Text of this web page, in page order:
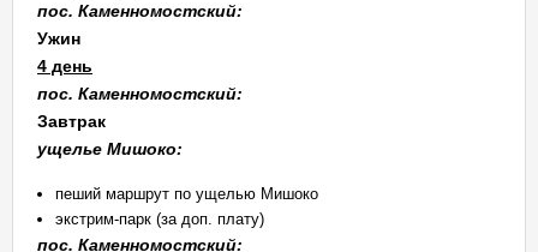
пос. Каменномостский:
Ужин
4 день
пос. Каменномостский:
Завтрак
ущелье Мишоко:
пеший маршрут по ущелью Мишоко
экстрим-парк (за доп. плату)
пос. Каменномостский: